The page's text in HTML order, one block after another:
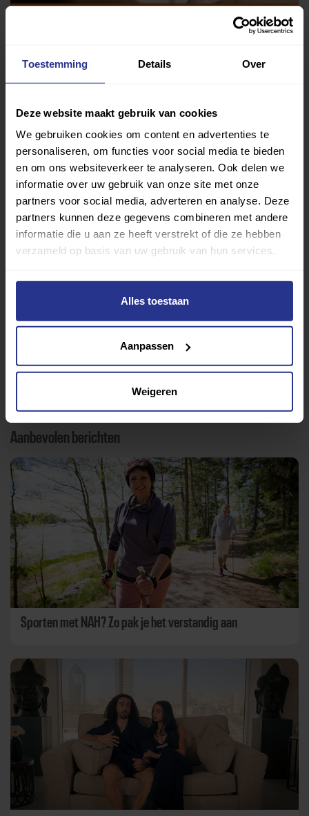
Toestemming Details Over
Deze website maakt gebruik van cookies
We gebruiken cookies om content en advertenties te
personaliseren, om functies voor social media te bieden
en om ons websiteverkeer te analyseren. Ook delen we
informatie over uw gebruik van onze site met onze
partners voor social media, adverteren en analyse. Deze
partners kunnen deze gegevens combineren met andere
informatie die u aan ze heeft verstrekt of die ze hebben
verzameld op basis van uw gebruik van hun services.
Alles toestaan
Aanpassen
Weigeren
Van atletiek tot zwemmen: met onze Sportzoeker
vind je gemakkelijk jouw favoriete sport of activiteit.
die bij je past.
Sport zoeken
Terug naar nieuwsoverzicht
Aanbevolen berichten
Sporten met NAH? Zo pak je het verstandig aan